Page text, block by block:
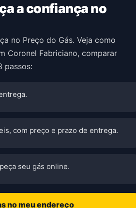
a confiança no
no Preço do Gás. Veja como
Coronel Fabriciano, comparar
passos:
com preço e prazo de entrega.
seu gás online.
no meu endereço